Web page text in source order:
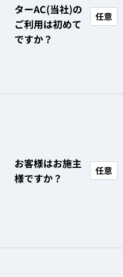
ターAC(当社)の
ご利用は初めて
ですか？
任意
お客様はお施主
様ですか？
任意